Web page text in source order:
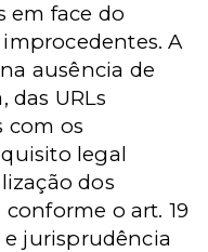
em face do
A
ausência de
das URLs
com os
legal
dos
o art. 19
jurisprudência